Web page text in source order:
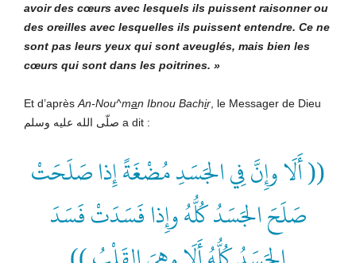
avoir des cœurs avec lesquels ils puissent raisonner ou
des oreilles avec lesquelles ils puissent entendre. Ce ne
sont pas leurs yeux qui sont aveuglés, mais bien les
cœurs qui sont dans les poitrines. »
Et d’après An-Nou^man Ibnou Bachir , le Messager de Dieu
صلّى الله عليه وسلم a dit :
(( أَلَا وإِنَّ فِي الجَسَدِ مُضْغَةً إِذا صَلَحَتْ
صَلَحَ الجَسَدُ كُلُّهُ وإِذا فَسَدَتْ فَسَدَ